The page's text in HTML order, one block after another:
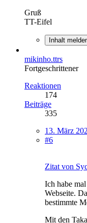
Gruß
TT-Eifel
Inhalt
mikinho.ttrs
Fortgeschrittener
Reaktionen
174
Beiträge
335
13. März
#6
Zitat von
Ich habe
Webseite.
bestimmte
Mit den